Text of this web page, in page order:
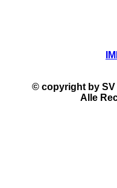
© copyright by SV
Alle